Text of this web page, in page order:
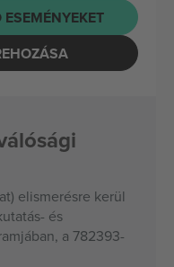
elismerésre kerül
és
a 782393-